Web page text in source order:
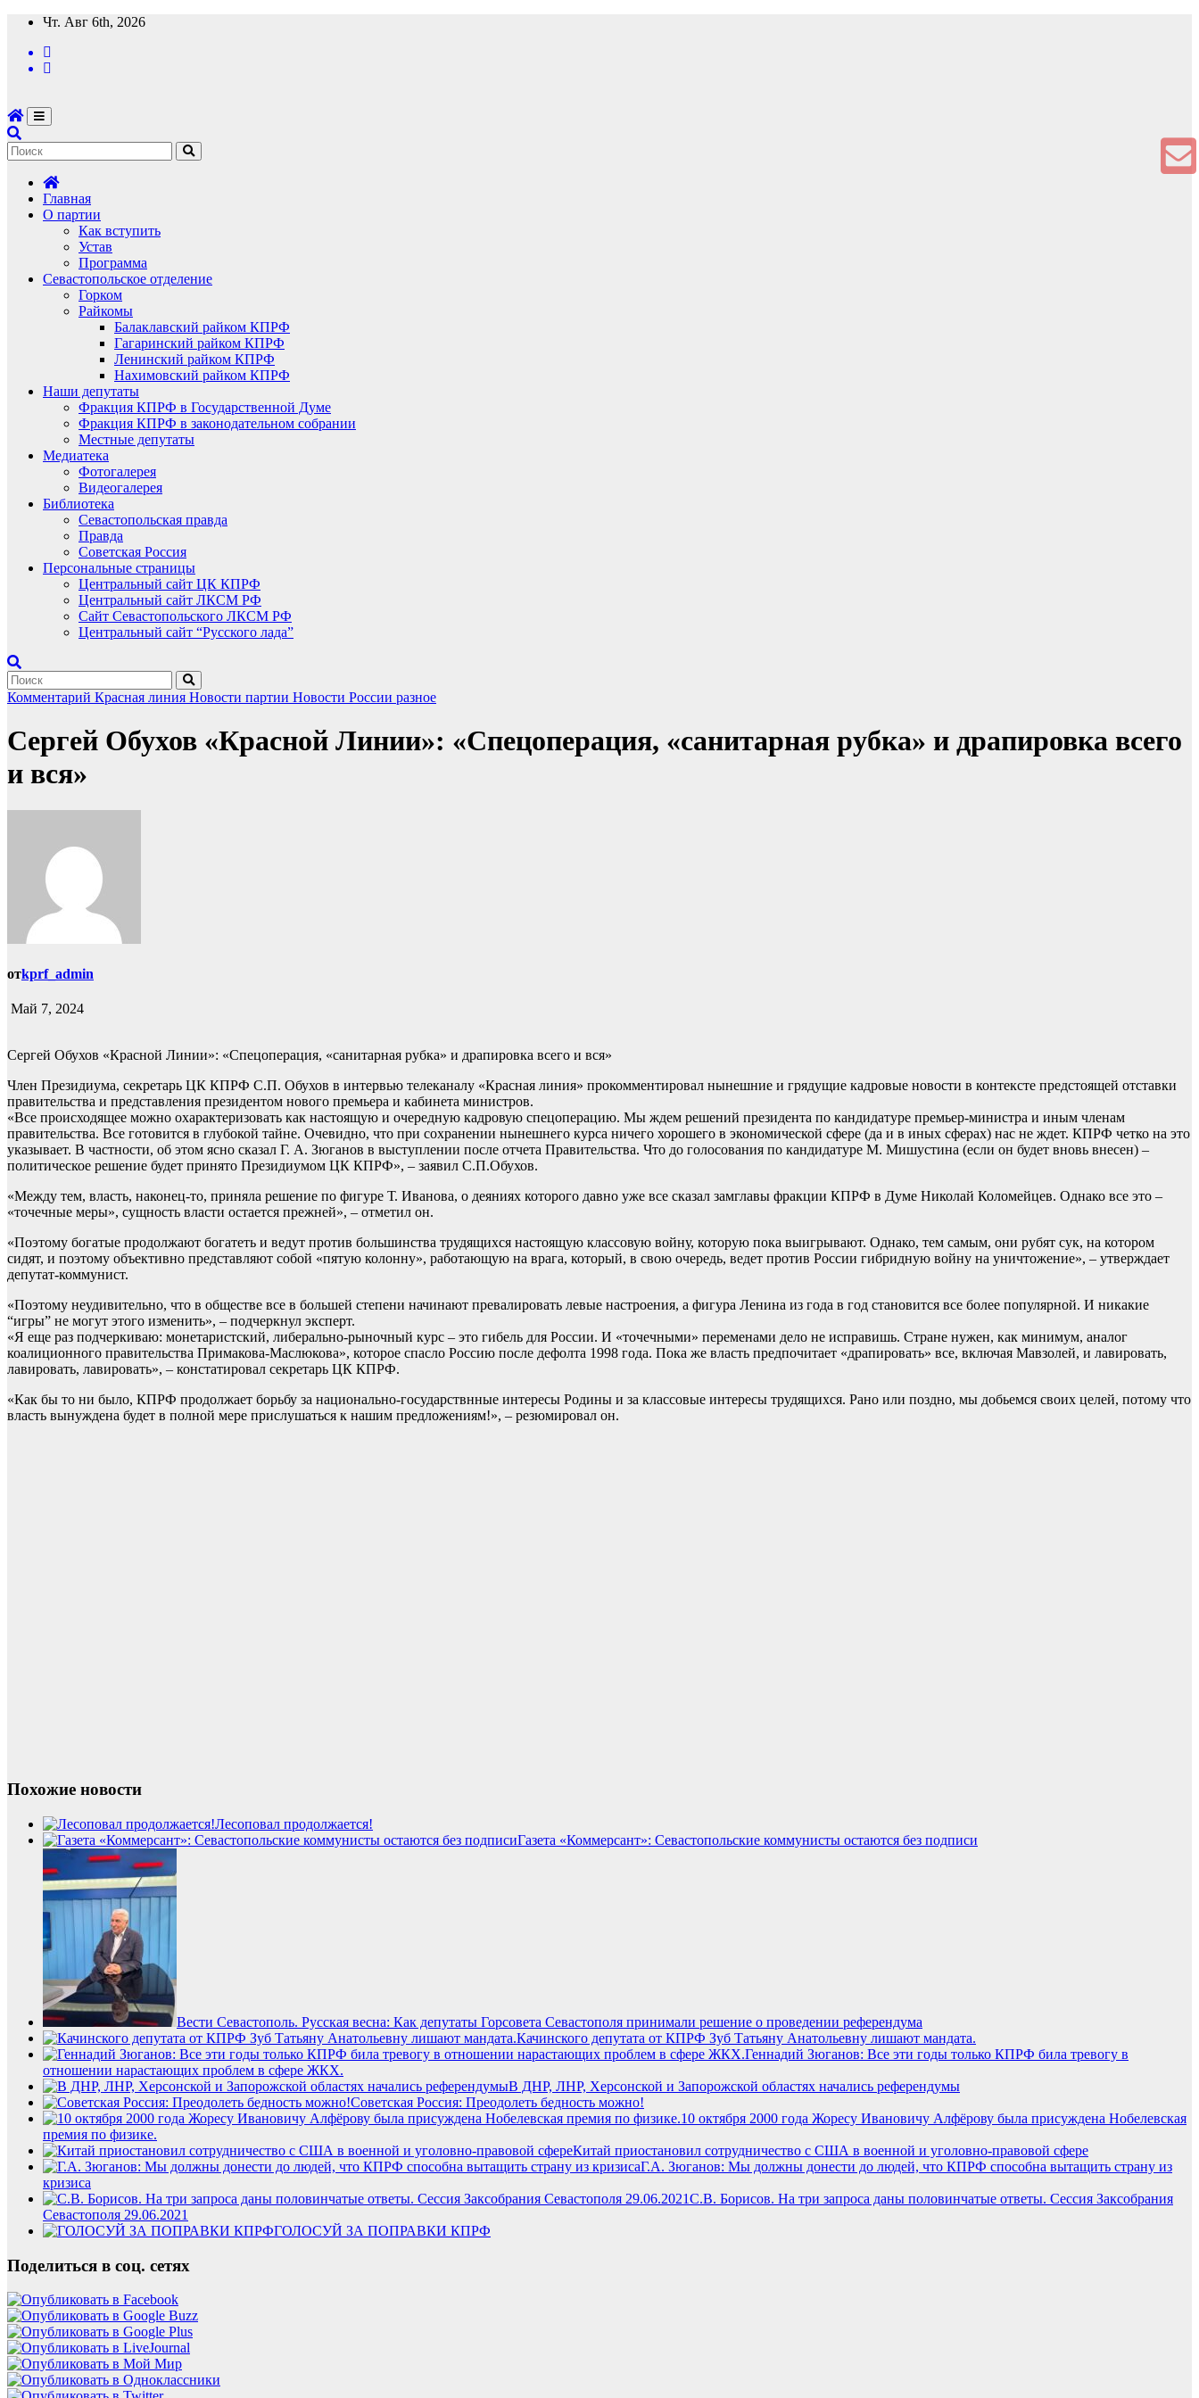
Перейти
содержимому
Чт. Авг 6th, 2026
Главная
О партии
Как вступить
Устав
Программа
Севастопольское отделение
Горком
Райкомы
Балаклавский райком КПРФ
Гагаринский райком КПРФ
Ленинский райком КПРФ
Нахимовский райком КПРФ
Наши депутаты
Фракция КПРФ в Государственной Думе
Фракция КПРФ в законодательном собрании
Местные депутаты
Медиатека
Фотогалерея
Видеогалерея
Библиотека
Севастопольская правда
Правда
Советская Россия
Персональные страницы
Центральный сайт ЦК КПРФ
Центральный сайт ЛКСМ РФ
Сайт Севастопольского ЛКСМ РФ
Центральный сайт “Русского лада”
Комментарий Красная линия Новости партии Новости России разное
Сергей Обухов «Красной Линии»: «Спецоперация, «санитарная рубка» и драпировка всего
и вся»
отkprf_admin
Май 7, 2024
Сергей Обухов «Красной Линии»: «Спецоперация, «санитарная рубка» и драпировка всего и вся»
Член Президиума, секретарь ЦК КПРФ С.П. Обухов в интервью телеканалу «Красная линия» прокомментировал нынешние и грядущие кадровые новости в контексте предстоящей отставки
правительства и представления президентом нового премьера и кабинета министров.
«Все происходящее можно охарактеризовать как настоящую и очередную кадровую спецоперацию. Мы ждем решений президента по кандидатуре премьер-министра и иным членам
правительства. Все готовится в глубокой тайне. Очевидно, что при сохранении нынешнего курса ничего хорошего в экономической сфере (да и в иных сферах) нас не ждет. КПРФ четко на это
указывает. В частности, об этом ясно сказал Г. А. Зюганов в выступлении после отчета Правительства. Что до голосования по кандидатуре М. Мишустина (если он будет вновь внесен) –
политическое решение будет принято Президиумом ЦК КПРФ», – заявил С.П.Обухов.
«Между тем, власть, наконец-то, приняла решение по фигуре Т. Иванова, о деяниях которого давно уже все сказал замглавы фракции КПРФ в Думе Николай Коломейцев. Однако все это –
«точечные меры», сущность власти остается прежней», – отметил он.
«Поэтому богатые продолжают богатеть и ведут против большинства трудящихся настоящую классовую войну, которую пока выигрывают. Однако, тем самым, они рубят сук, на котором
сидят, и поэтому объективно представляют собой «пятую колонну», работающую на врага, который, в свою очередь, ведет против России гибридную войну на уничтожение», – утверждает
депутат-коммунист.
«Поэтому неудивительно, что в обществе все в большей степени начинают превалировать левые настроения, а фигура Ленина из года в год становится все более популярной. И никакие
“игры” не могут этого изменить», – подчеркнул эксперт.
«Я еще раз подчеркиваю: монетаристский, либерально-рыночный курс – это гибель для России. И «точечными» переменами дело не исправишь. Стране нужен, как минимум, аналог
коалиционного правительства Примакова-Маслюкова», которое спасло Россию после дефолта 1998 года. Пока же власть предпочитает «драпировать» все, включая Мавзолей, и лавировать,
лавировать, лавировать», – констатировал секретарь ЦК КПРФ.
«Как бы то ни было, КПРФ продолжает борьбу за национально-государствнные интересы Родины и за классовые интересы трудящихся. Рано или поздно, мы добьемся своих целей, потому что
власть вынуждена будет в полной мере прислушаться к нашим предложениям!», – резюмировал он.
Похожие новости
Лесоповал продолжается!
Газета «Коммерсант»: Севастопольские коммунисты остаются без подписи
Вести Севастополь. Русская весна: Как депутаты Горсовета Севастополя принимали решение о проведении референдума
Качинского депутата от КПРФ Зуб Татьяну Анатольевну лишают мандата.
Геннадий Зюганов: Все эти годы только КПРФ била тревогу в
отношении нарастающих проблем в сфере ЖКХ.
В ДНР, ЛНР, Херсонской и Запорожской областях начались референдумы
Советская Россия: Преодолеть бедность можно!
10 октября 2000 года Жоресу Ивановичу Алфёрову была присуждена Нобелевская
премия по физике.
Китай приостановил сотрудничество с США в военной и уголовно-правовой сфере
Г.А. Зюганов: Мы должны донести до людей, что КПРФ способна вытащить страну из
кризиса
С.В. Борисов. На три запроса даны половинчатые ответы. Сессия Заксобрания
Севастополя 29.06.2021
ГОЛОСУЙ ЗА ПОПРАВКИ КПРФ
Поделиться в соц. сетях